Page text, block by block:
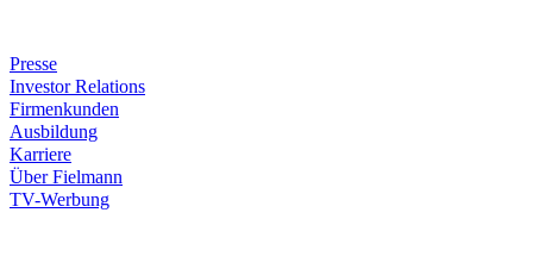
Presse
Investor Relations
Firmenkunden
Ausbildung
Karriere
Über Fielmann
TV-Werbung